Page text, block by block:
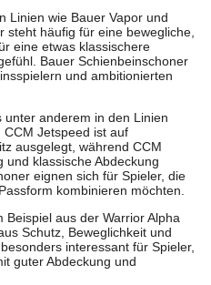
Linien wie Bauer Vapor und
steht häufig für eine bewegliche,
eine etwas klassischere
Bauer Schienbeinschoner
und ambitionierten
anderem in den Linien
CCM Jetspeed ist auf
ausgelegt, während CCM
und klassische Abdeckung
eignen sich für Spieler, die
kombinieren möchten.
Beispiel aus der Warrior Alpha
Schutz, Beweglichkeit und
interessant für Spieler,
guter Abdeckung und